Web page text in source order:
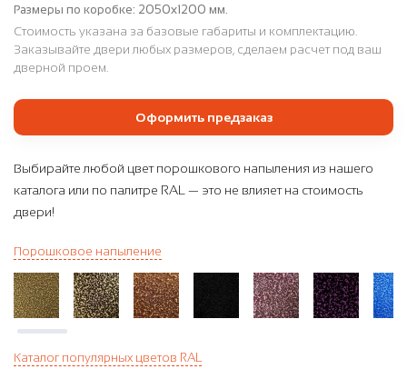
Размеры по коробке: 2050х1200 мм.
Стоимость указана за базовые габариты и комплектацию.
Заказывайте двери любых размеров, сделаем расчет под ваш
дверной проем.
Оформить предзаказ
Выбирайте любой цвет порошкового напыления из нашего
каталога или по палитре RAL — это не влияет на стоимость
двери!
Порошковое напыление
Каталог популярных цветов RAL